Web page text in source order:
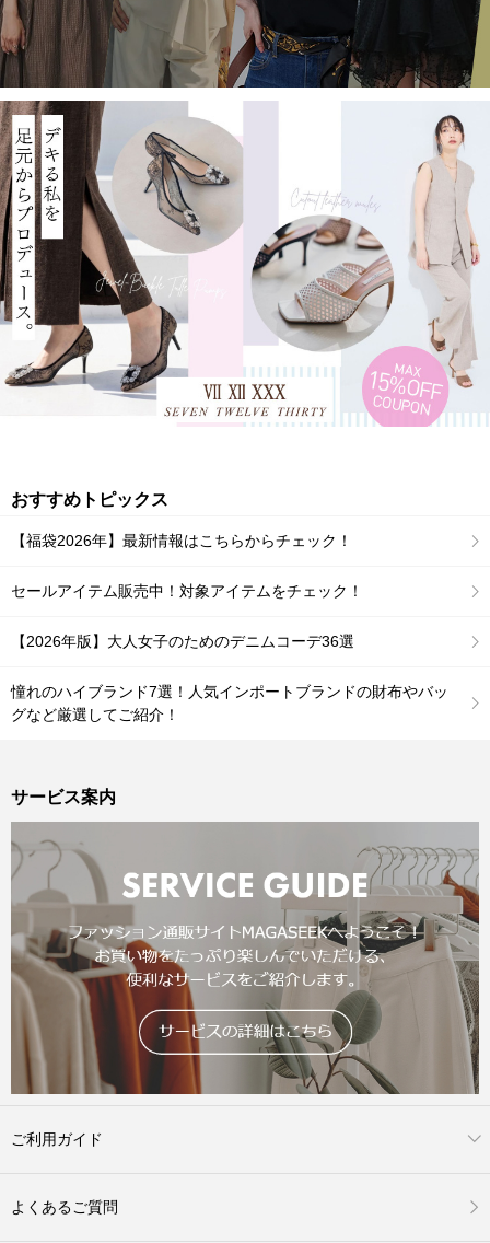
おすすめトピックス
【福袋2026年】最新情報はこちらからチェック！
セールアイテム販売中！対象アイテムをチェック！
【2026年版】大人女子のためのデニムコーデ36選
憧れのハイブランド7選！人気インポートブランドの財布やバッ
グなど厳選してご紹介！
サービス案内
ご利用ガイド
よくあるご質問